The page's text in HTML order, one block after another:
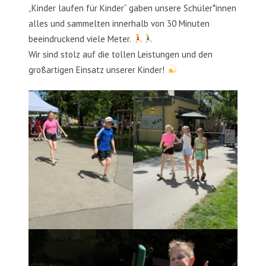
„Kinder laufen für Kinder“ gaben unsere Schüler*innen
alles und sammelten innerhalb von 30 Minuten
beeindruckend viele Meter.
Wir sind stolz auf die tollen Leistungen und den
großartigen Einsatz unserer Kinder!